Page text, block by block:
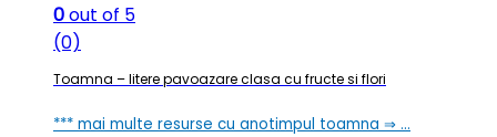
0out of 5
(0)
Toamna – litere pavoazare clasa cu fructe si flori
*** mai multe resurse cu anotimpul toamna ⇒ …